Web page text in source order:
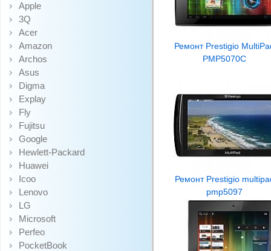
Apple
3Q
Acer
Amazon
Archos
Asus
Digma
Explay
Fly
Fujitsu
Google
Hewlett-Packard
Huawei
Icoo
Lenovo
LG
Microsoft
Perfeo
PocketBook
Ремонт Prestigio
PMP5070C
Ремонт Prestigio
pmp5097